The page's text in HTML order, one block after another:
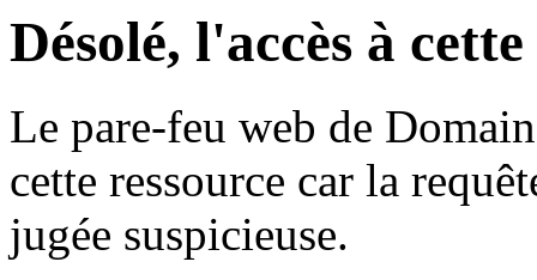
Désolé, l'accès à
Le pare-feu web de
cette ressource car la
jugée suspicieuse.